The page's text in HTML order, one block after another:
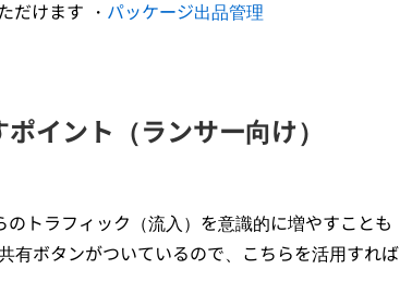
だけます ・ パッケージ出品管理
イント（ランサー向け）
トラフィック（流入）を意識的に増やすことも
有ボタンがついているので、こちらを活用すれば